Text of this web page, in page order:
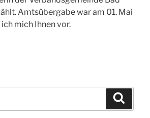
Amtsübergabe war am 01. Mai
mich Ihnen vor.